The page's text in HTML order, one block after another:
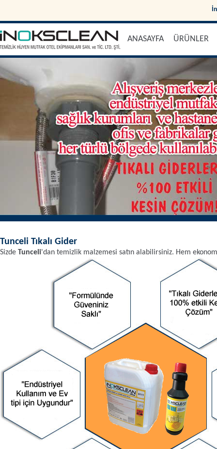
ANASAYFA ÜRÜNLER
Tunceli Tıkalı Gider
Sizde Tunceli'dan temizlik malzemesi satın alabilirsiniz. Hem